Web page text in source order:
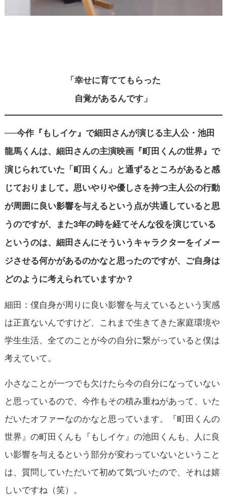
「幸せに育ててもらった
自覚があるんです」
──今作『もしイケ』で細田さんが演じる主人公・池田
龍馬くんは、細田さんの主演映画『町田くんの世界』で
演じられていた「町田くん」と通ずるところがあると感
じておりまして。思いやりや優しさを持つ主人公の行動
が周囲に良い影響を与えるという点が共通していると思
うのですが、また3年の時を経てそんな役を演じている
というのは、 細田さんにそういうキャラクターをイメー
ジさせる何かがあるのかなと思ったのですが、ご自身は
どのように考えられていますか？
細田：僕自身が周りに良い影響を与えているという実感
は正直ないんですけど、これまで生きてきた家庭環境や
学生生活、全てのことが今の自分に繋がっていると僕は
考えていて。
小さなことが一つでも欠けたら今の自分になっていない
と思っているので、今作もその積み重ねがあって、いた
だいたオファーなのかなと思っています。『町田くんの
世界』の町田くんも『もしイケ』の池田くんも、人に良
い影響を与えるという部分が変わっていないということ
は、質問していただいて初めて気づいたので、それは嬉
しいですね（笑）。